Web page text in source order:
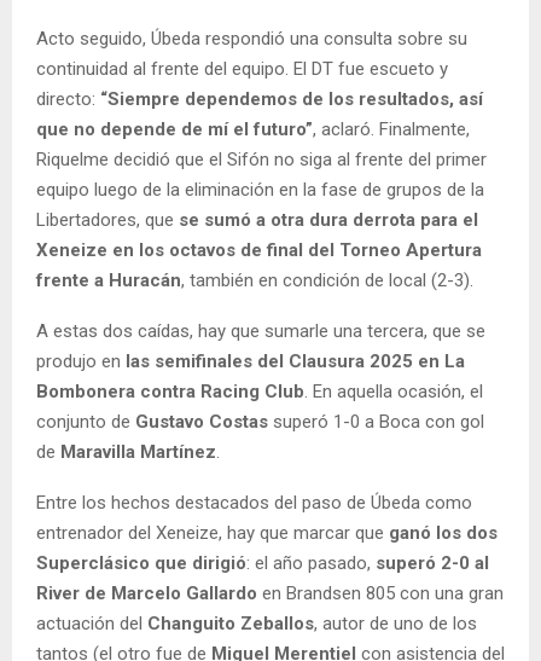
Acto seguido, Úbeda respondió una consulta sobre su
continuidad al frente del equipo. El DT fue escueto y
directo: “Siempre dependemos de los resultados, así
que no depende de mí el futuro”, aclaró. Finalmente,
Riquelme decidió que el Sifón no siga al frente del primer
equipo luego de la eliminación en la fase de grupos de la
Libertadores, que se sumó a otra dura derrota para el
Xeneize en los octavos de final del Torneo Apertura
frente a Huracán, también en condición de local (2-3).
A estas dos caídas, hay que sumarle una tercera, que se
produjo en las semifinales del Clausura 2025 en La
Bombonera contra Racing Club. En aquella ocasión, el
conjunto de Gustavo Costas superó 1-0 a Boca con gol
de Maravilla Martínez.
Entre los hechos destacados del paso de Úbeda como
entrenador del Xeneize, hay que marcar que ganó los dos
Superclásico que dirigió: el año pasado, superó 2-0 al
River de Marcelo Gallardo en Brandsen 805 con una gran
actuación del Changuito Zeballos, autor de uno de los
tantos (el otro fue de Miguel Merentiel con asistencia del